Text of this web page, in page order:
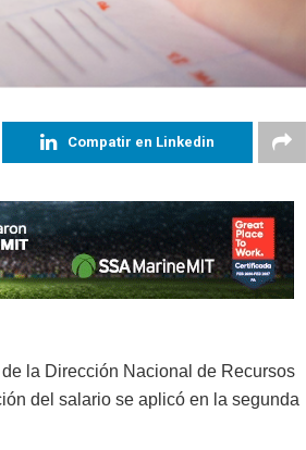
Compatir en Linkedin
la Dirección Nacional de Recursos
del salario se aplicó en la segunda